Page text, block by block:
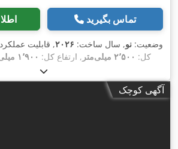
تماس بگیرید
وضعیت: نو, سال ساخت: ۲۰۲۶, قابلیت
کل: ۲٬۵۰۰ میلی‌متر , ارتفاع کل: ۱٬۹۰۰ میلی‌متر
آگهی کوچک